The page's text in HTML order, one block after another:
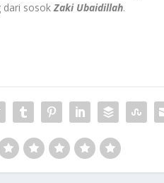
dari sosokZaki Ubaidillah.